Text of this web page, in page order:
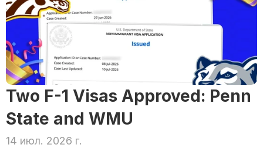
Two F-1 Visas Approved: Penn
State and WMU
14 июл. 2026 г.